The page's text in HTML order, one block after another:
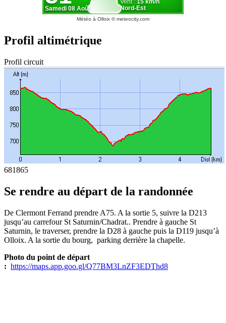
Météo à Olloix © meteocity.com
Profil altimétrique
Profil circuit
681865
Se rendre au départ de la randonnée
De Clermont Ferrand prendre A75. A la sortie 5, suivre la D213
jusqu’au carrefour St Saturnin/Chadrat.. Prendre à gauche St
Saturnin, le traverser, prendre la D28 à gauche puis la D119 jusqu’à
Olloix. A la sortie du bourg, parking derrière la chapelle.
Photo du point de départ
: https://maps.app.goo.gl/Q77BM3LnZF3EDThd8